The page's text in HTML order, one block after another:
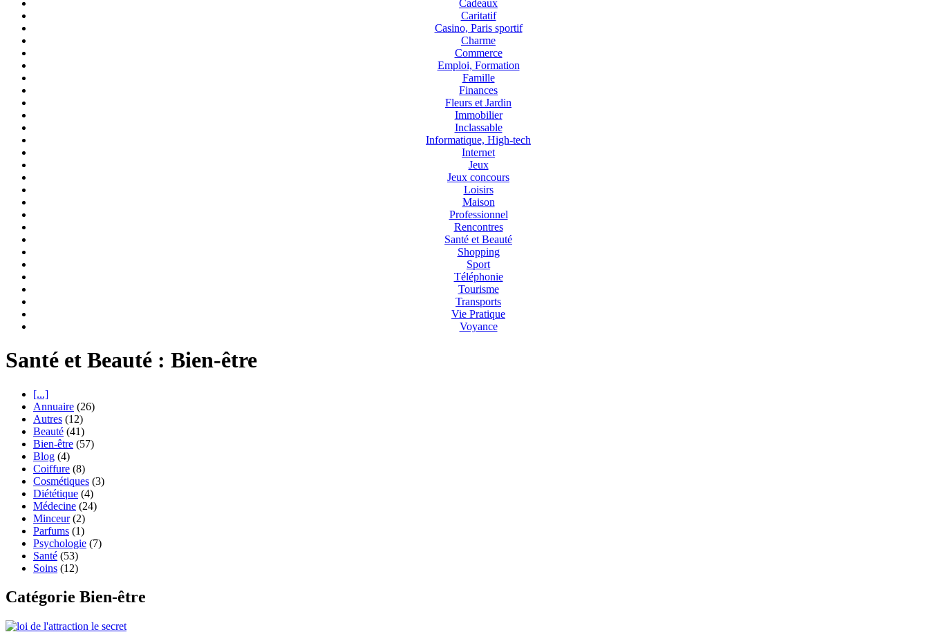
Cadeaux
Caritatif
Casino, Paris sportif
Charme
Commerce
Emploi, Formation
Famille
Finances
Fleurs et Jardin
Immobilier
Inclassable
Informatique, High-tech
Internet
Jeux
Jeux concours
Loisirs
Maison
Professionnel
Rencontres
Santé et Beauté
Shopping
Sport
Téléphonie
Tourisme
Transports
Vie Pratique
Voyance
Santé et Beauté : Bien-être
[...]
Annuaire (26)
Autres (12)
Beauté (41)
Bien-être (57)
Blog (4)
Coiffure (8)
Cosmétiques (3)
Diététique (4)
Médecine (24)
Minceur(2)
Parfums (1)
Psychologie (7)
Santé (53)
Soins (12)
Catégorie Bien-être